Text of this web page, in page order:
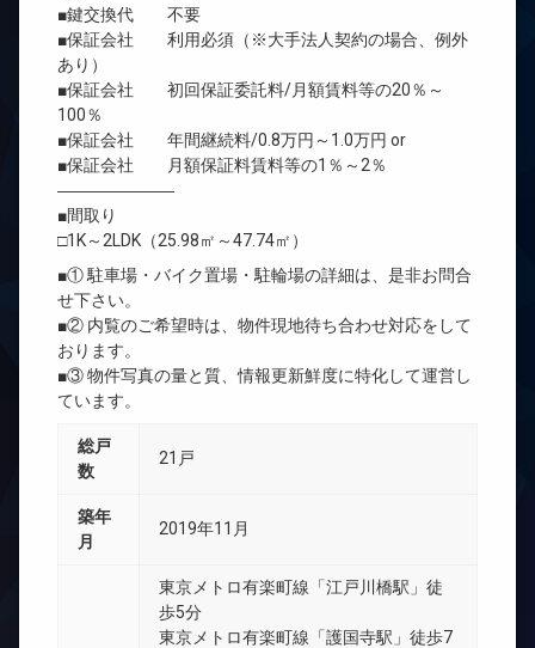
■鍵交換代 不要
■保証会社 利用必須（※大手法人契約の場合、例外
あり）
■保証会社 初回保証委託料/月額賃料等の20％～
100％
■保証会社 年間継続料/0.8万円～1.0万円 or
■保証会社 月額保証料賃料等の1％～2％
―――――――
■間取り
□1K～2LDK（25.98㎡～47.74㎡）
■① 駐車場・バイク置場・駐輪場の詳細は、是非お問合
せ下さい。
■② 内覧のご希望時は、物件現地待ち合わせ対応をして
おります。
■③ 物件写真の量と質、情報更新鮮度に特化して運営し
ています。
総戸
数
21戸
築年
月
2019年11月
東京メトロ有楽町線「江戸川橋駅」徒
歩5分
東京メトロ有楽町線「護国寺駅」徒歩7